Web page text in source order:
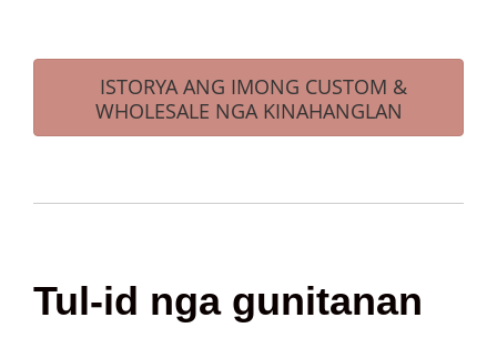
ISTORYA ANG IMONG CUSTOM &
WHOLESALE NGA KINAHANGLAN
Tul-id nga gunitanan